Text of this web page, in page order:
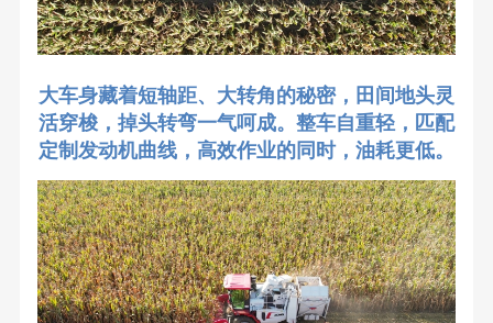
大车身藏着短轴距、大转角的秘密，田间地头灵
活穿梭，掉头转弯一气呵成。整车自重轻，匹配
定制发动机曲线，高效作业的同时，油耗更低。